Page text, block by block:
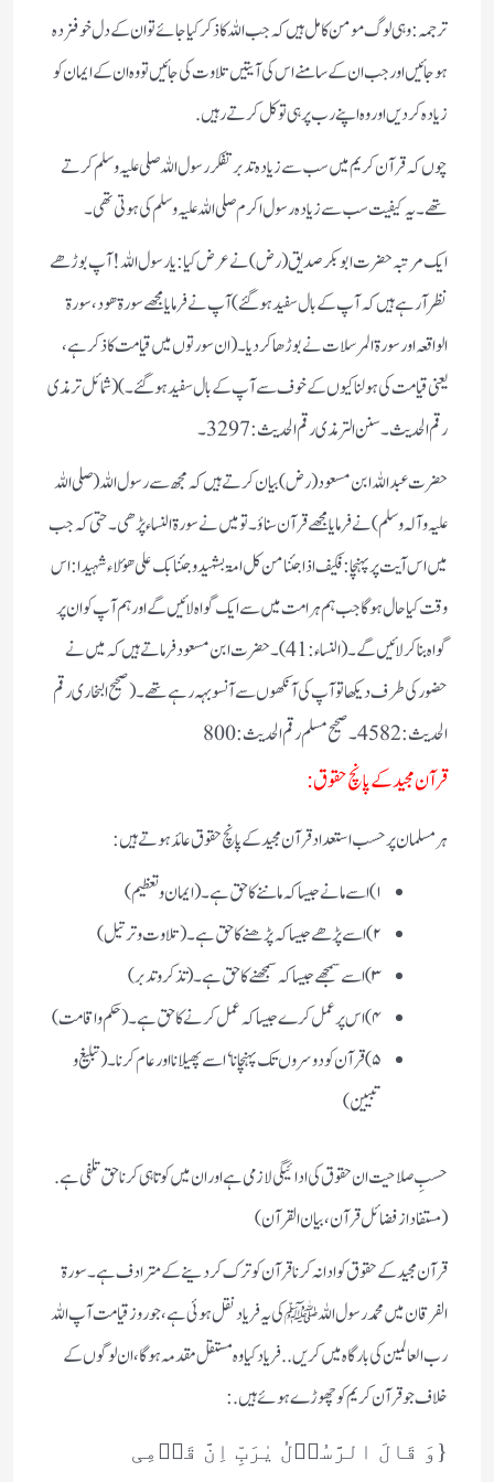
ترجمہ:وہی لوگ مومن کامل ہیں کہ جب اللہ کا ذکر کیا جائے تو ان کے دل خوفزدہ
ہوجائیں اور جب ان کے سامنے اس کی آیتیں تلاوت کی جائیں تو وہ ان کے ایمان کو
زیادہ کردیں اور وہ اپنے رب پر ہی توکل کرتے رہیں.
چوں کہ قرآن کریم میں سب سے زیادہ تدبر تفکر رسول اللہ صلی علیہ وسلم کرتے
تھے ۔یہ کیفیت سب سے زیادہ رسول اکرم صلی اللہ علیہ وسلم کی ہوتی تھی۔
ایک مرتبہ حضرت ابوبکر صدیق (رض) نے عرض کیا : یارسول اللہ ! آپ بوڑھے
نظر آ رہے ہیں کہ آپ کے بال سفید ہوگئے) آپ نے فرمایا مجھے سورة ھود، سورة
الواقعہ اور سورة المرسلات نے بوڑھا کردیا۔ (ان سورتوں میں قیامت کا ذکر ہے،
یعنی قیامت کی ہولناکیوں کے خوف سے آپ کے بال سفید ہوگئے۔ ) (شمائل ترمذی
رقم الحدیث ۔ سنن الترمذی رقم الحدیث : 3297 ۔
حضرت عبداللہ ابن مسعود (رض) بیان کرتے ہیں کہ مجھ سے رسول اللہ (صلی اللہ
علیہ وآلہ وسلم) نے فرمایا مجھے قرآن سناؤ۔ تو میں نے سورة النساء پڑھی۔ حتی کہ جب
میں اس آیت پر پہنچا : فکیف اذا جئنا من کل امۃ بشہید و جئنا بک علی ھؤلاء شہیدا : اس
وقت کیا حال ہوگا جب ہم ہر امت میں سے ایک گواہ لائیں گے اور ہم آپ کو ان پر
گواہ بنا کر لائیں گے۔ (النساء :41) ۔ حضرت ابن مسعود فرماتے ہیں کہ میں نے
حضور کی طرف دیکھا تو آپ کی آنکھوں سے آنسو بہہ رہے تھے۔ (صحیح البخاری رقم
الحدیث : 4582 ۔ صحیح مسلم رقم الحدیث :800
قرآن مجید کے پانچ حقوق :
ہر مسلمان پر حسب استعداد قرآن مجید کے پانچ حقوق عائد ہوتے ہیں:
۱) اسے مانے جیسا کہ ماننے کا حق ہے ۔ (ایمان و تعظیم)
۲) اسے پڑھے جیسا کہ پڑھنے کا حق ہے ۔ (تلاوت و ترتیل)
۳) اسے سمجھے جیسا کہ سمجھنے کا حق ہے ۔ (تذکر و تدبر)
۴) اس پر عمل کرے جیسا کہ عمل کرنے کا حق ہے۔ (حکم وا قامت)
۵) قرآن کو دوسروں تک پہنچانا ‘ اسے پھیلانا اور عام کرنا۔ (تبلیغ و
تبیین)
حسبِ صلاحیت ان حقوق کی ادائیگی لازمی ہے اور ان میں کوتاہی کرنا حق تلفی ہے.
(مستفاد از فضائل قرآن، بیان القرآن)
قرآن مجید کے حقوق کو ادا نہ کرنا قرآن کو ترک کر دینے کے مترادف ہے۔ سورۃ
الفرقان میں محمد رسول اللہﷺ کی یہ فریاد نقل ہوئی ہے، جو روز قیامت آپ اللہ
رب العالمین کی بارگاہ میں کریں.. فریاد کیا وہ مستقل مقدمہ ہوگا، ان لوگوں کے
خلاف جو قرآن کریم کو چھوڑے ہوئے ہیں. :
{وَ قَالَ الرَّسُوۡلُ یٰرَبِّ اِنَّ قَوۡمِی